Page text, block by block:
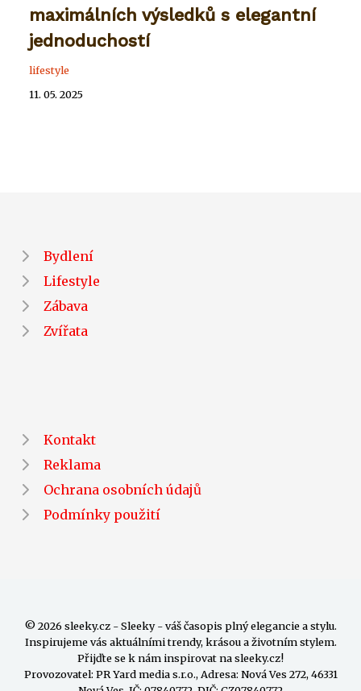
maximálních výsledků s elegantní
jednoduchostí
lifestyle
11. 05. 2025
Bydlení
Lifestyle
Zábava
Zvířata
Kontakt
Reklama
Ochrana osobních údajů
Podmínky použití
© 2026 sleeky.cz - Sleeky - váš časopis plný elegancie a stylu.
Inspirujeme vás aktuálními trendy, krásou a životním stylem.
Přijďte se k nám inspirovat na sleeky.cz!
Provozovatel: PR Yard media s.r.o., Adresa: Nová Ves 272, 46331